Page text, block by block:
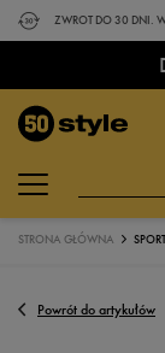
ZWROT DO 30 DNI.
STRONA GŁÓWNA
Powrót do artykułów